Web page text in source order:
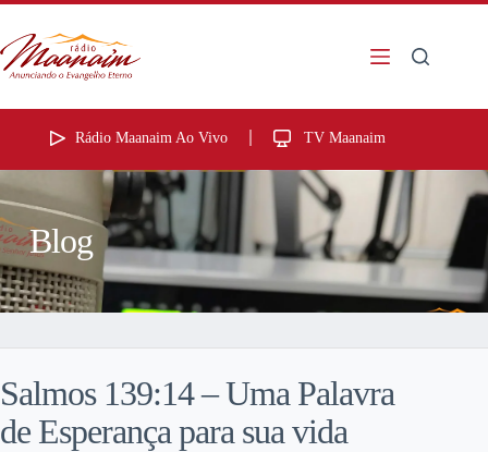
Rádio Maanaim Ao Vivo TV Maanaim
Blog
Salmos 139:14 – Uma Palavra
de Esperança para sua vida